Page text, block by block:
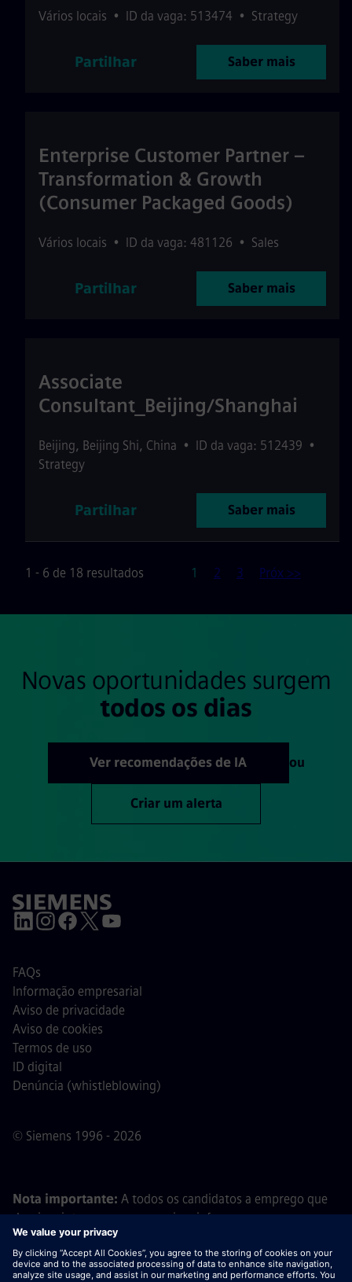
Vários locais • ID da vaga: 513474 • Strategy
Partilhar Saber mais
Enterprise Customer Partner –
Transformation & Growth
(Consumer Packaged Goods)
Vários locais • ID da vaga: 481126 • Sales
Partilhar Saber mais
Associate
Consultant_Beijing/Shanghai
Beijing, Beijing Shi, China • ID da vaga: 512439 •
Strategy
Partilhar Saber mais
1 - 6 de 18 resultados Página
1 2 3 Próx >>
Novas oportunidades surgem
todos os dias
Ver recomendações de IA ou
Criar um alerta
© Siemens 1996 - 2026
FAQs
Informação empresarial
Aviso de privacidade
Aviso de cookies
Termos de uso
ID digital
Denúncia (whistleblowing)
Nota importante: A todos os candidatos a emprego que
desejem integrar a nossa equipa, informamos que a
Siemens não solicita o pagamento de quaisquer taxas
antes, durante ou após o processo de candidatura. Não
pedimos dados bancários ou informações financeiras